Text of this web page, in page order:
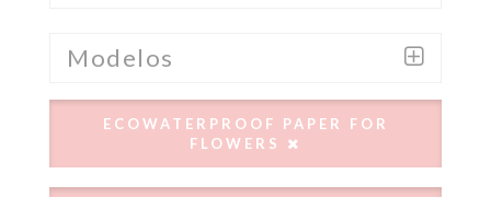
Modelos
ECOWATERPROOF PAPER FOR
FLOWERS